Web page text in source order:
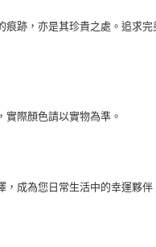
跡，亦是其珍貴之處。追求完
際顏色請以實物為準。
成為您日常生活中的幸運夥伴